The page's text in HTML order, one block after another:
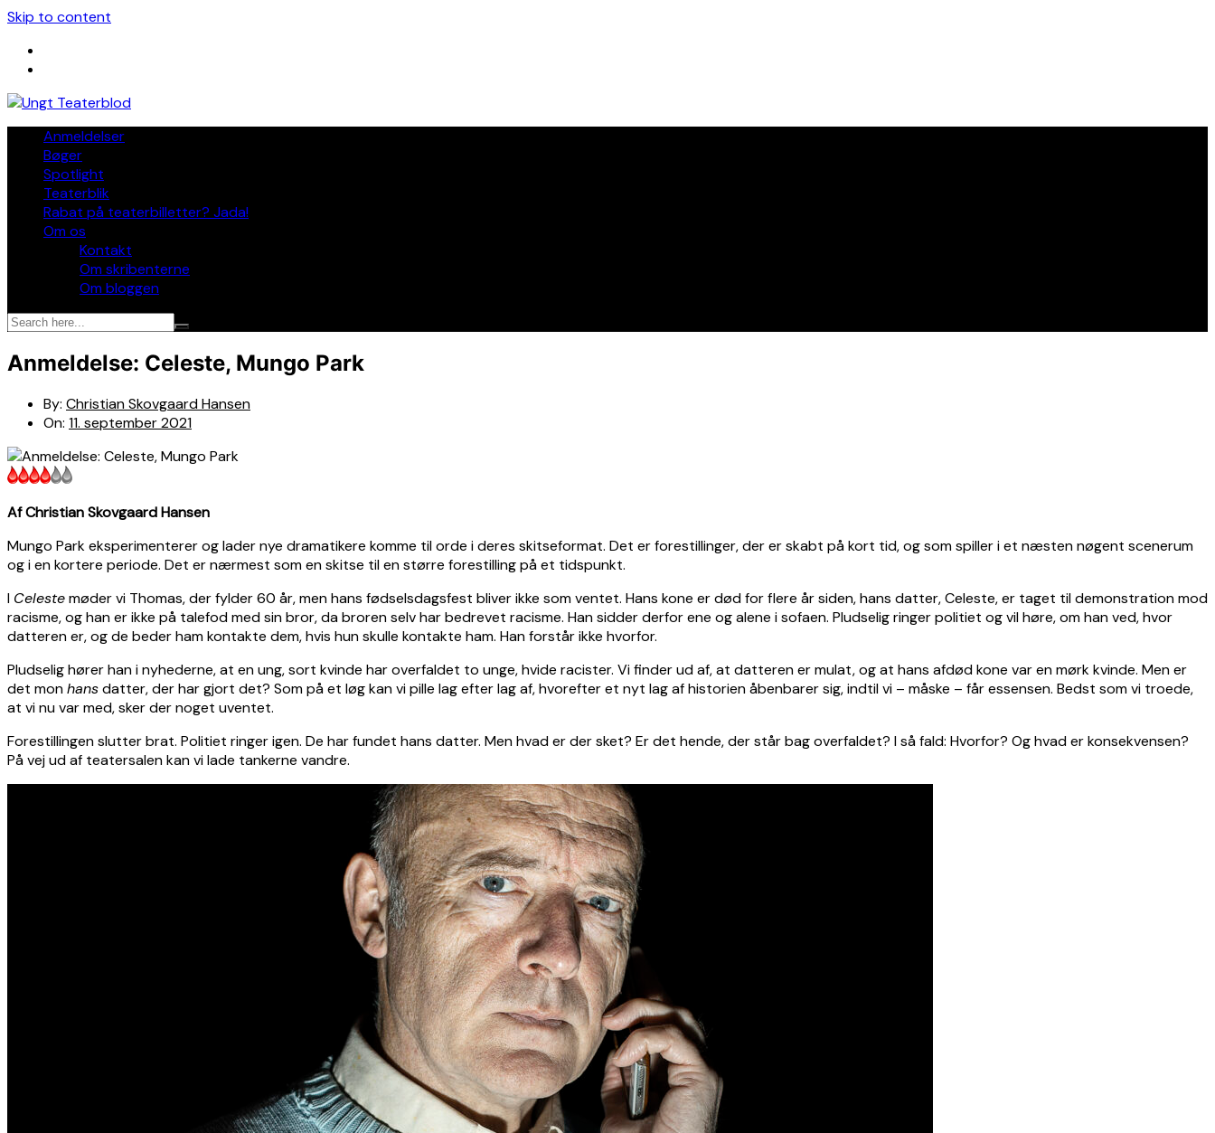
Skip to content
Anmeldelser
Bøger
Spotlight
Teaterblik
Rabat på teaterbilletter? Jada!
Om os
Kontakt
Om skribenterne
Om bloggen
Anmeldelse: Celeste, Mungo Park
By: Christian Skovgaard Hansen
On: 11. september 2021
Af Christian Skovgaard Hansen
Mungo Park eksperimenterer og lader nye dramatikere komme til orde i deres skitseformat. Det er forestillinger, der er skabt på kort tid, og som spiller i et næsten nøgent scenerum
og i en kortere periode. Det er nærmest som en skitse til en større forestilling på et tidspunkt.
I Celestemøder vi Thomas, der fylder 60 år, men hans fødselsdagsfest bliver ikke som ventet. Hans kone er død for flere år siden, hans datter, Celeste, er taget til demonstration mod
racisme, og han er ikke på talefod med sin bror, da broren selv har bedrevet racisme. Han sidder derfor ene og alene i sofaen. Pludselig ringer politiet og vil høre, om han ved, hvor
datteren er, og de beder ham kontakte dem, hvis hun skulle kontakte ham. Han forstår ikke hvorfor.
Pludselig hører han i nyhederne, at en ung, sort kvinde har overfaldet to unge, hvide racister. Vi finder ud af, at datteren er mulat, og at hans afdød kone var en mørk kvinde. Men er
det monhansdatter, der har gjort det? Som på et løg kan vi pille lag efter lag af, hvorefter et nyt lag af historien åbenbarer sig, indtil vi – måske – får essensen. Bedst som vi troede,
at vi nu var med, sker der noget uventet.
Forestillingen slutter brat. Politiet ringer igen. De har fundet hans datter. Men hvad er der sket? Er det hende, der står bag overfaldet? I så fald: Hvorfor? Og hvad er konsekvensen?
På vej ud af teatersalen kan vi lade tankerne vandre.